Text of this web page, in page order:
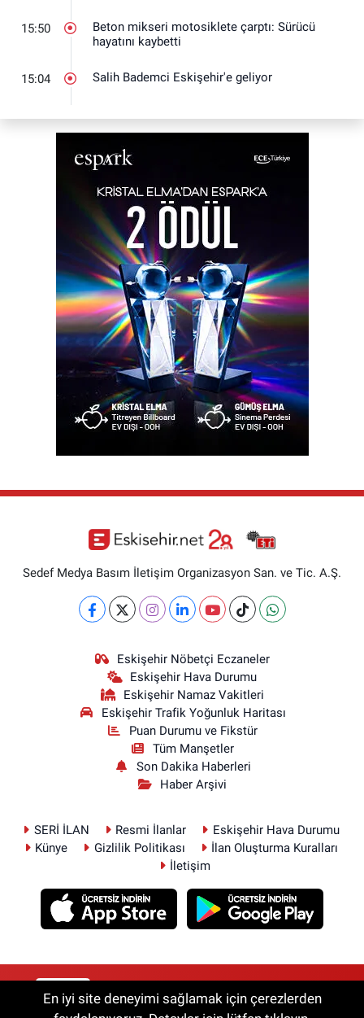
15:50
Beton mikseri motosiklete çarptı: Sürücü
hayatını kaybetti
15:04 Salih Bademci Eskişehir'e geliyor
Sedef Medya Basım İletişim Organizasyon San. ve Tic. A.Ş.
Eskişehir Nöbetçi Eczaneler
Eskişehir Hava Durumu
Eskişehir Namaz Vakitleri
Eskişehir Trafik Yoğunluk Haritası
Puan Durumu ve Fikstür
Tüm Manşetler
Son Dakika Haberleri
Haber Arşivi
SERİ İLAN Resmi İlanlar
Eskişehir Hava Durumu
Künye
Gizlilik Politikası
İlan Oluşturma Kuralları
İletişim
RSS Copyright © 2026. Her hakkı saklıdır.
En iyi site deneyimi sağlamak için çerezlerden